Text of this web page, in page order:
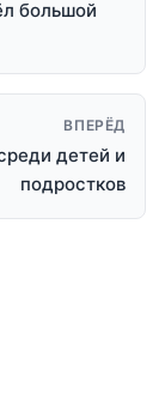
большой
ВПЕРЁД
детей и
подростков